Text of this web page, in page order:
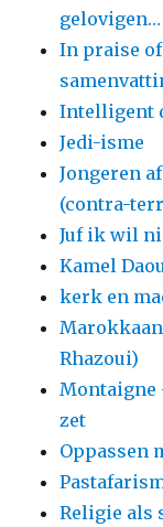
gelovigen…
In praise
Intelligent
Jedi-isme
Jongeren
(contra-
Juf ik wil
Kamel
kerk en
Rhazoui)
Montaigne
zet
Oppassen
Religie als